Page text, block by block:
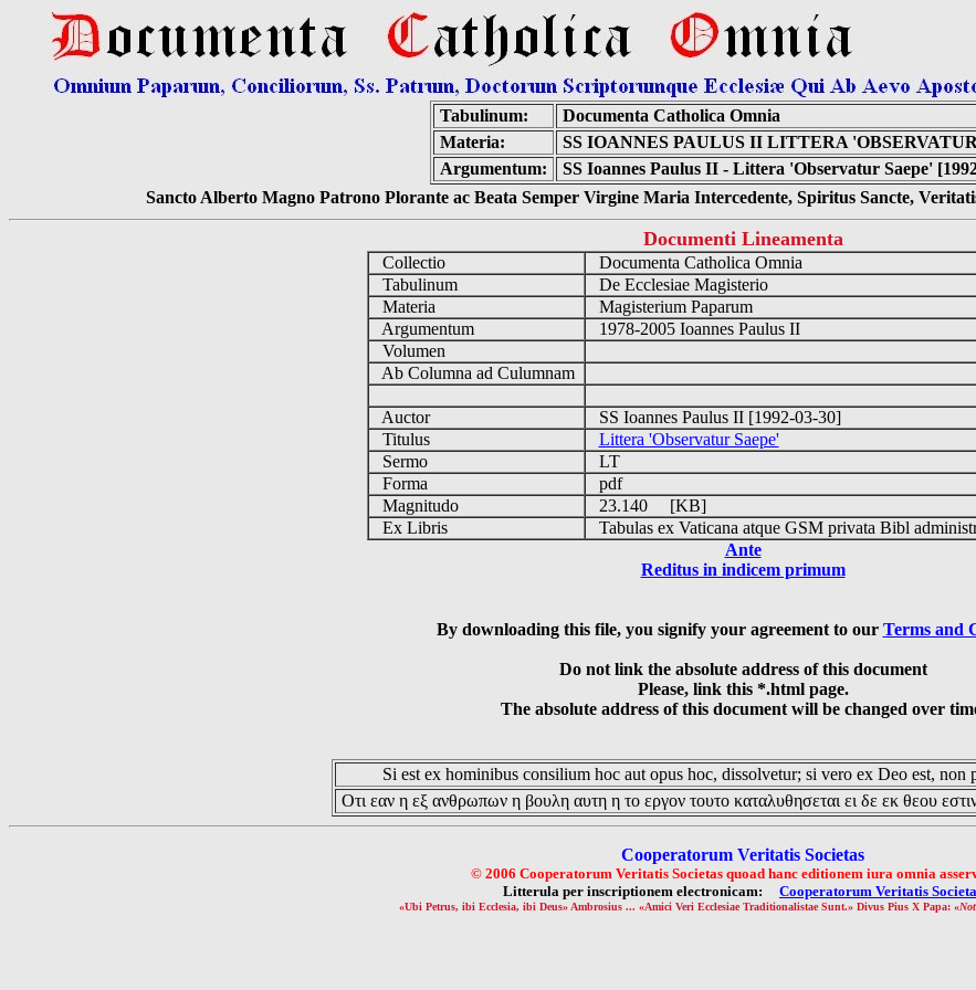
Tabulinum:
Documenta Catholica Omnia
Materia:
SS IOANNES PAULUS II LITTERA
Argumentum:
SS Ioannes Paulus II - Littera 'Observatur Saepe'
Sancto Alberto Magno Patrono Plorante ac Beata Semper Virgine Maria Intercedente, Spiritus Sancte,
Documenti Lineamenta
Collectio
Documenta Catholica Omnia
Tabulinum
De Ecclesiae Magisterio
Materia
Magisterium Paparum
Argumentum
1978-2005 Ioannes Paulus II
Volumen
Ab Columna ad Culumnam
Auctor
SS Ioannes Paulus II [1992-03-30]
Titulus
Littera 'Observatur Saepe'
Sermo
LT
Forma
pdf
Magnitudo
23.140 [KB]
Ex Libris
Tabulas ex Vaticana atque GSM privata Bibl
Ante
Reditus in indicem primum
By downloading this file, you signify your agreement to our Terms and
Do not link the absolute address of this document
Please, link this *.html page.
The absolute address of this document will be changed over
Si est ex hominibus consilium hoc aut opus hoc, dissolvetur; si vero ex Deo est, non
Οτι εαν η εξ ανθρωπων η βουλη αυτη η το εργον τουτο καταλυθησεται ει δε εκ θεου
Cooperatorum Veritatis Societas
© 2006 Cooperatorum Veritatis Societas quoad hanc editionem iura omnia
Litterula per inscriptionem electronicam: Cooperatorum Veritatis
«Ubi Petrus, ibi Ecclesia, ibi Deus» Ambrosius ... «Amici Veri Ecclesiae Traditionalistae Sunt.» Divus Pius X Papa: «